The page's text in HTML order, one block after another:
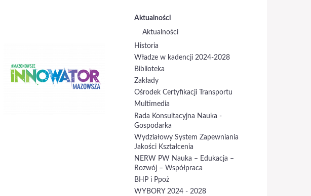
Aktualności
Aktualności
Historia
Władze w kadencji 2024-2028
Biblioteka
Zakłady
Ośrodek Certyfikacji Transportu
Multimedia
Rada Konsultacyjna Nauka -
Gospodarka
Wydziałowy System Zapewniania
Jakości Kształcenia
NERW PW Nauka – Edukacja –
Rozwój – Współpraca
BHP i Ppoż
WYBORY 2024 - 2028